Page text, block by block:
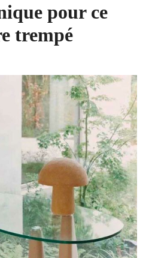
pour ce
trempé